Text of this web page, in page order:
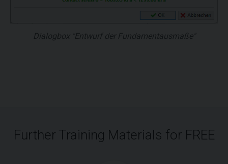
Dialogbox "Entwurf der Fundamentausmaße"
Further Training Materials for FREE